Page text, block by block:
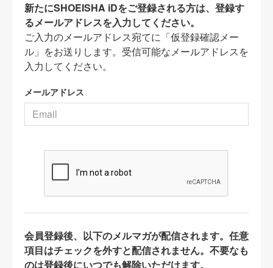
新たにSHOEISHA iDをご登録される方は、登録す
るメールアドレスを入力してください。
ご入力のメールアドレス宛てに「仮登録確認メー
ル」をお送りします。受信可能なメールアドレスを
入力してください。
メールアドレス
会員登録後、以下のメルマガが配信されます。任意
項目はチェックを外すと配信されません。不要なも
のは登録後にいつでも解除いただけます。